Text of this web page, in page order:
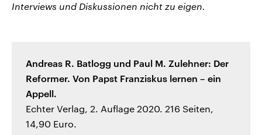
Interviews und Diskussionen nicht zu eigen.
Andreas R. Batlogg und Paul M. Zulehner: Der
Reformer. Von Papst Franziskus lernen – ein
Appell.
Echter Verlag, 2. Auflage 2020. 216 Seiten,
14,90 Euro.